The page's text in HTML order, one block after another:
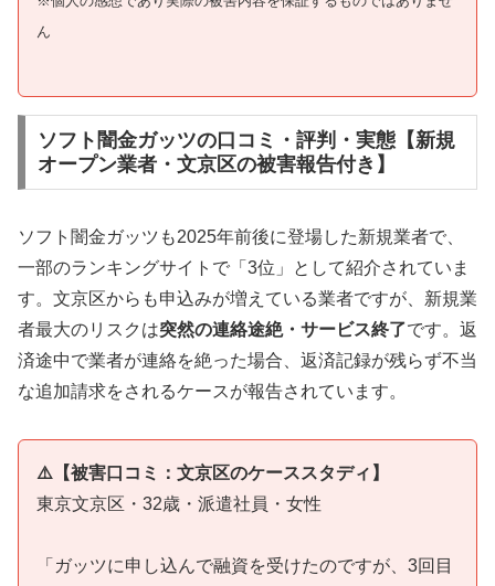
ん
ソフト闇金ガッツの口コミ・評判・実態【新規
オープン業者・文京区の被害報告付き】
ソフト闇金ガッツも2025年前後に登場した新規業者で、
一部のランキングサイトで「3位」として紹介されていま
す。文京区からも申込みが増えている業者ですが、新規業
者最大のリスクは突然の連絡途絶・サービス終了です。返
済途中で業者が連絡を絶った場合、返済記録が残らず不当
な追加請求をされるケースが報告されています。
⚠️【被害口コミ：文京区のケーススタディ】
東京文京区・32歳・派遣社員・女性
「ガッツに申し込んで融資を受けたのですが、3回目